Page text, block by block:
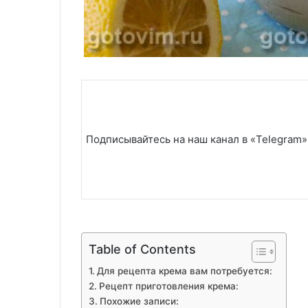
Подписывайтесь на наш канал в
Table of Contents
Для рецепта крема вам потребуется:
Рецепт приготовления крема:
Похожие записи: